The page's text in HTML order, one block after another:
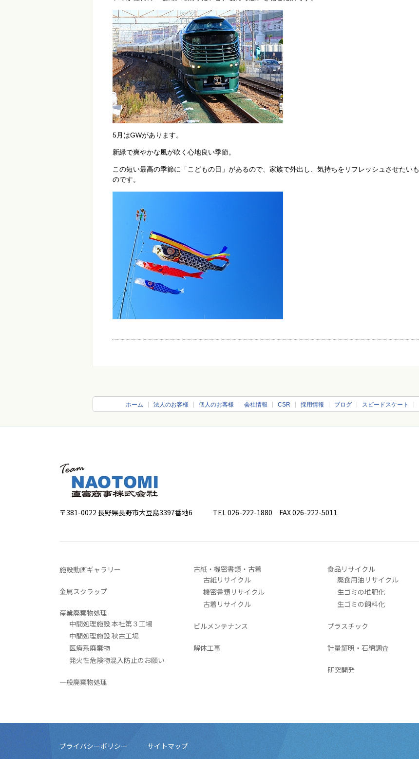
5月はGWがあります。
新緑で爽やかな風が吹く心地良い季節。
この短い最高の季節に「こどもの日」があるので、家族で外出し、気持ちをリフレッシュさせたいも
のです。
ホーム 法人のお客様 個人のお客様 会社情報 CSR 採用情報 ブログ スピードスケート
〒381-0022 長野県長野市大豆島3397番地6 TEL 026-222-1880 FAX 026-222-5011
施設動画ギャラリー
金属スクラップ
産業廃棄物処理
中間処理施設 本社第３工場
中間処理施設 秋古工場
医療系廃棄物
発火性危険物混入防止のお願い
一般廃棄物処理
古紙・機密書類・古着
古紙リサイクル
機密書類リサイクル
古着リサイクル
ビルメンテナンス
解体工事
食品リサイクル
廃食用油リサイクル
生ゴミの堆肥化
生ゴミの飼料化
プラスチック
計量証明・石綿調査
研究開発
プライバシーポリシー サイトマップ